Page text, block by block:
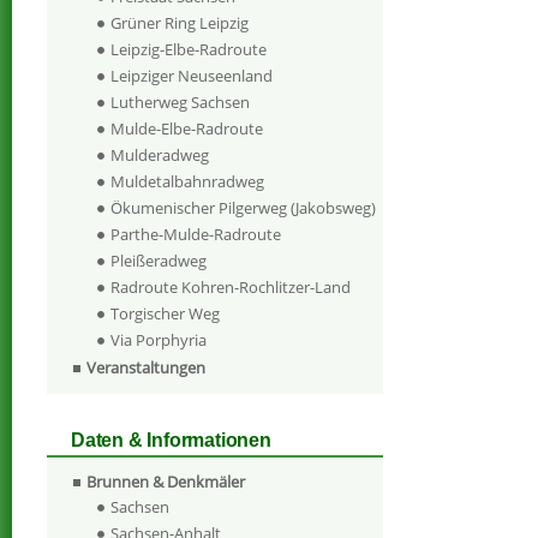
Grüner Ring Leipzig
Leipzig-Elbe-Radroute
Leipziger Neuseenland
Lutherweg Sachsen
Mulde-Elbe-Radroute
Mulderadweg
Muldetalbahnradweg
Ökumenischer Pilgerweg (Jakobsweg)
Parthe-Mulde-Radroute
Pleißeradweg
Radroute Kohren-Rochlitzer-Land
Torgischer Weg
Via Porphyria
Veranstaltungen
Daten & Informationen
Brunnen & Denkmäler
Sachsen
Sachsen-Anhalt